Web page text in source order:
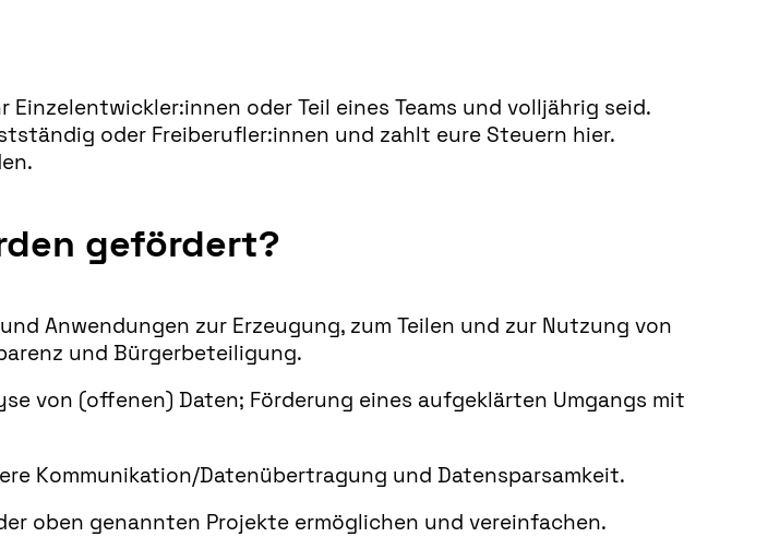
oder Teil eines Teams und volljährig seid.
oder Freiberufler:innen und zahlt eure Steuern hier.
gefördert?
Anwendungen zur Erzeugung, zum Teilen und zur Nutzung von
und Bürgerbeteiligung.
von (offenen) Daten; Förderung eines aufgeklärten Umgangs mit
Kommunikation/Datenübertragung und Datensparsamkeit.
oben genannten Projekte ermöglichen und vereinfachen.